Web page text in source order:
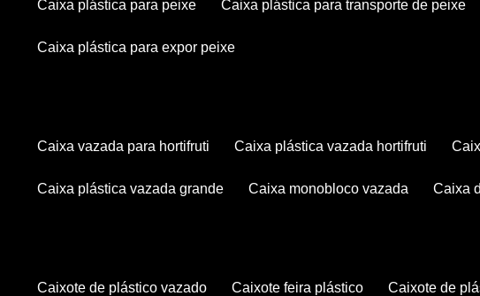
caixa plástica para peixe caixa plástica para transporte de peixe
caixa plástica para expor peixe
caixa vazada para hortifruti caixa plástica vazada hortifruti
caixa plástica vazada grande caixa monobloco vazada caixa
caixote de plástico vazado caixote feira plástico caixote de